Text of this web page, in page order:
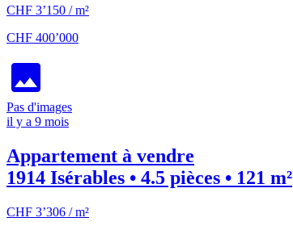
CHF 3’150 / m²
CHF 400’000
Pas d'images
il y a 9 mois
Appartement à vendre
1914 Isérables • 4.5 pièces • 121 m²
CHF 3’306 / m²